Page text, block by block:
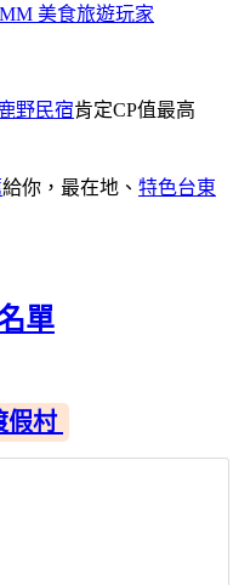
美食旅遊玩家
野民宿肯定CP值最高
給你，最在地、 特色台東
單
假村